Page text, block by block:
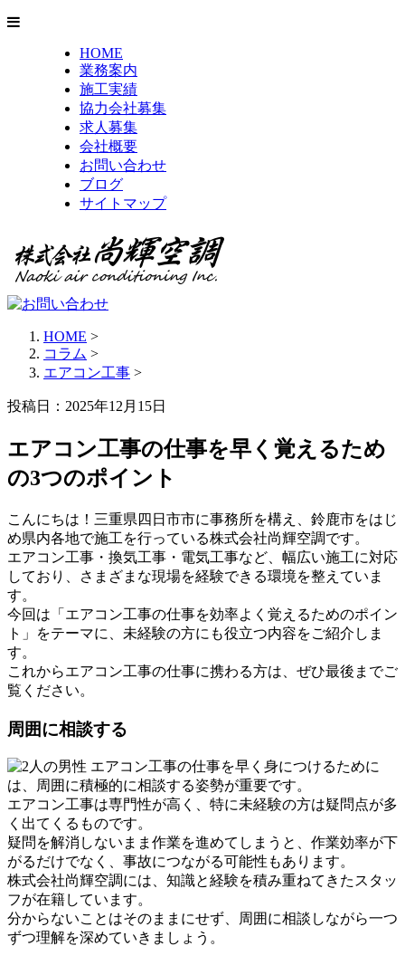
HOME
業務案内
施工実績
協力会社募集
求人募集
会社概要
お問い合わせ
ブログ
サイトマップ
HOME >
コラム >
エアコン工事 >
投稿日：2025年12月15日
エアコン工事の仕事を早く覚えるため
の3つのポイント
こんにちは！三重県四日市市に事務所を構え、鈴鹿市をはじ
め県内各地で施工を行っている株式会社尚輝空調です。
エアコン工事・換気工事・電気工事など、幅広い施工に対応
しており、さまざまな現場を経験できる環境を整えていま
す。
今回は「エアコン工事の仕事を効率よく覚えるためのポイン
ト」をテーマに、未経験の方にも役立つ内容をご紹介しま
す。
これからエアコン工事の仕事に携わる方は、ぜひ最後までご
覧ください。
周囲に相談する
エアコン工事の仕事を早く身につけるために
は、周囲に積極的に相談する姿勢が重要です。
エアコン工事は専門性が高く、特に未経験の方は疑問点が多
く出てくるものです。
疑問を解消しないまま作業を進めてしまうと、作業効率が下
がるだけでなく、事故につながる可能性もあります。
株式会社尚輝空調には、知識と経験を積み重ねてきたスタッ
フが在籍しています。
分からないことはそのままにせず、周囲に相談しながら一つ
ずつ理解を深めていきましょう。